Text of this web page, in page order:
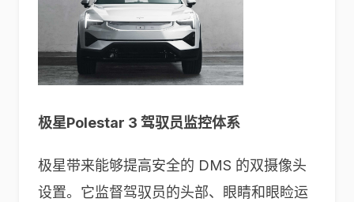
极星Polestar 3 驾驭员监控体系
极星带来能够提高安全的 DMS 的双摄像头
设置。它监督驾驭员的头部、眼睛和眼睑运